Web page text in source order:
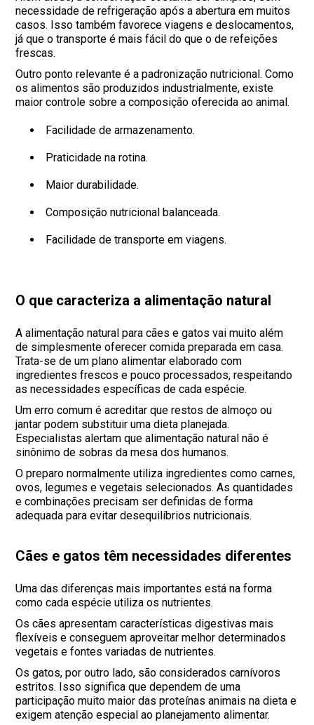
necessidade de refrigeração após a abertura em muitos
casos. Isso também favorece viagens e deslocamentos,
já que o transporte é mais fácil do que o de refeições
frescas.
Outro ponto relevante é a padronização nutricional. Como
os alimentos são produzidos industrialmente, existe
maior controle sobre a composição oferecida ao animal.
Facilidade de armazenamento.
Praticidade na rotina.
Maior durabilidade.
Composição nutricional balanceada.
Facilidade de transporte em viagens.
O que caracteriza a alimentação natural
A alimentação natural para cães e gatos vai muito além
de simplesmente oferecer comida preparada em casa.
Trata-se de um plano alimentar elaborado com
ingredientes frescos e pouco processados, respeitando
as necessidades específicas de cada espécie.
Um erro comum é acreditar que restos de almoço ou
jantar podem substituir uma dieta planejada.
Especialistas alertam que alimentação natural não é
sinônimo de sobras da mesa dos humanos.
O preparo normalmente utiliza ingredientes como carnes,
ovos, legumes e vegetais selecionados. As quantidades
e combinações precisam ser definidas de forma
adequada para evitar desequilíbrios nutricionais.
Cães e gatos têm necessidades diferentes
Uma das diferenças mais importantes está na forma
como cada espécie utiliza os nutrientes.
Os cães apresentam características digestivas mais
flexíveis e conseguem aproveitar melhor determinados
vegetais e fontes variadas de nutrientes.
Os gatos, por outro lado, são considerados carnívoros
estritos. Isso significa que dependem de uma
participação muito maior das proteínas animais na dieta e
exigem atenção especial ao planejamento alimentar.